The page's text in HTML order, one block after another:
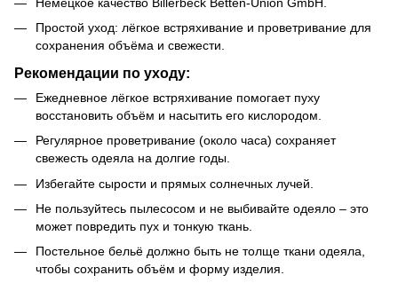
Простой уход: лёгкое встряхивание и проветривание для
сохранения объёма и свежести.
Рекомендации по уходу:
Ежедневное лёгкое встряхивание помогает пуху
восстановить объём и насытить его кислородом.
Регулярное проветривание (около часа) сохраняет
свежесть одеяла на долгие годы.
Избегайте сырости и прямых солнечных лучей.
Не пользуйтесь пылесосом и не выбивайте одеяло – это
может повредить пух и тонкую ткань.
Постельное бельё должно быть не толще ткани одеяла,
чтобы сохранить объём и форму изделия.